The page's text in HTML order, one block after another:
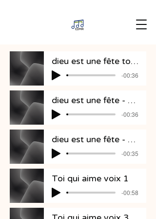
dieu est une fête tout
-00:36
dieu est une fête - Partie 1
-00:36
dieu est une fête - Partie 3
-00:35
Toi qui aime voix 1
-00:58